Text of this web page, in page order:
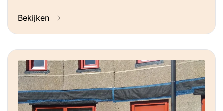
Bekijken